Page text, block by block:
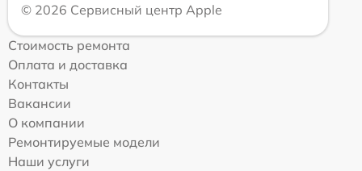
© 2026 Сервисный центр Apple
Стоимость ремонта
Оплата и доставка
Контакты
Вакансии
О компании
Ремонтируемые модели
Наши услуги